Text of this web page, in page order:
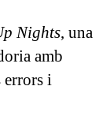
Nights, una
amb
errors i